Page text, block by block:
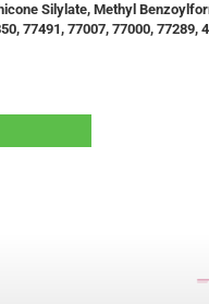
Silylate, Methyl
77491, 77007, 77000, 77289,